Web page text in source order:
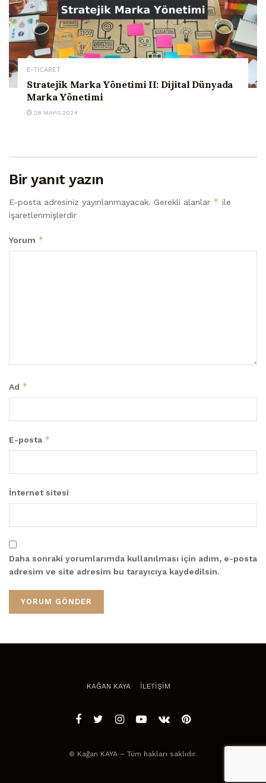
E-TİCARET
Stratejik Marka Yönetimi II: Dijital Dünyada
Marka Yönetimi
28 MAYIS 2024
Bir yanıt yazın
E-posta adresiniz yayınlanmayacak. Gerekli alanlar * ile
işaretlenmişlerdir
Yorum *
Ad *
E-posta *
İnternet sitesi
Daha sonraki yorumlarımda kullanılması için adım, e-posta
adresim ve site adresim bu tarayıcıya kaydedilsin.
KAĞAN KAYA İLETİŞİM
© Kağan KAYA – Tüm hakları saklıdır.